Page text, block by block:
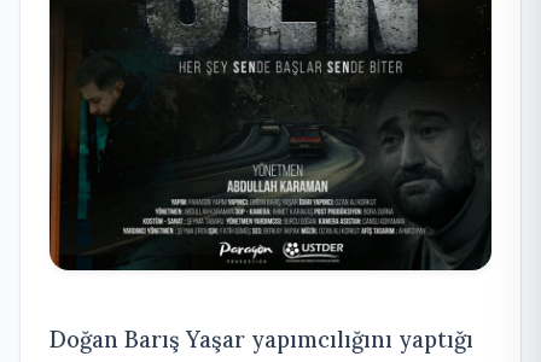
Doğan Barış Yaşar yapımcılığını yaptığı